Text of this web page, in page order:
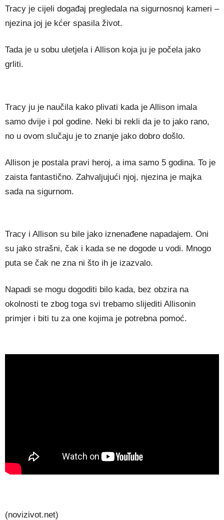
Tracy je cijeli događaj pregledala na sigurnosnoj kameri –
njezina joj je kćer spasila život.
Tada je u sobu uletjela i Allison koja ju je počela jako
grliti.
Tracy ju je naučila kako plivati kada je Allison imala
samo dvije i pol godine. Neki bi rekli da je to jako rano,
no u ovom slučaju je to znanje jako dobro došlo.
Allison je postala pravi heroj, a ima samo 5 godina. To je
zaista fantastično. Zahvaljujući njoj, njezina je majka
sada na sigurnom.
Tracy i Allison su bile jako iznenađene napadajem. Oni
su jako strašni, čak i kada se ne dogode u vodi. Mnogo
puta se čak ne zna ni što ih je izazvalo.
Napadi se mogu dogoditi bilo kada, bez obzira na
okolnosti te zbog toga svi trebamo slijediti Allisonin
primjer i biti tu za one kojima je potrebna pomoć.
(novizivot.net)